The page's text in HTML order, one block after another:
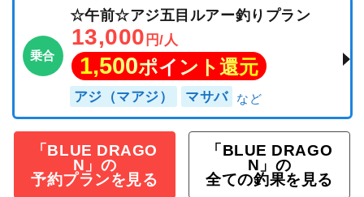
乗合
☆午前☆アジ五目ルアー釣りプラン
13,000 円/人
1,500ポイント還元
アジ（マアジ） マサバ
「BLUE DRAGO
N」の
予約プランを見る
「BLUE DRAGO
N」の
全ての釣果を見る